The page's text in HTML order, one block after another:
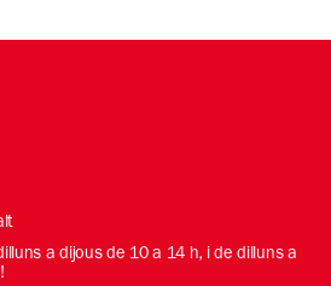
a dijous de 10 a 14 h, i de dilluns a